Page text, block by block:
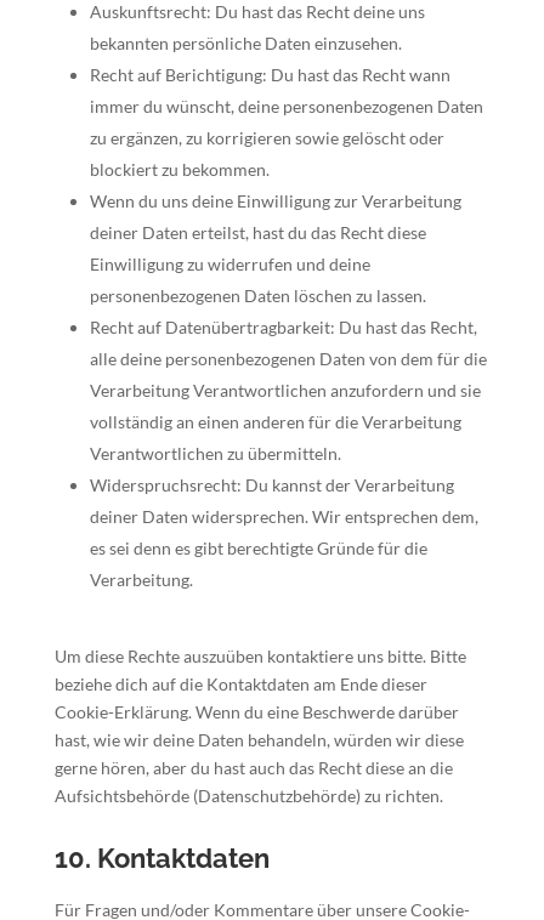
Auskunftsrecht: Du hast das Recht deine uns
bekannten persönliche Daten einzusehen.
Recht auf Berichtigung: Du hast das Recht wann
immer du wünscht, deine personenbezogenen Daten
zu ergänzen, zu korrigieren sowie gelöscht oder
blockiert zu bekommen.
Wenn du uns deine Einwilligung zur Verarbeitung
deiner Daten erteilst, hast du das Recht diese
Einwilligung zu widerrufen und deine
personenbezogenen Daten löschen zu lassen.
Recht auf Datenübertragbarkeit: Du hast das Recht,
alle deine personenbezogenen Daten von dem für die
Verarbeitung Verantwortlichen anzufordern und sie
vollständig an einen anderen für die Verarbeitung
Verantwortlichen zu übermitteln.
Widerspruchsrecht: Du kannst der Verarbeitung
deiner Daten widersprechen. Wir entsprechen dem,
es sei denn es gibt berechtigte Gründe für die
Verarbeitung.
Um diese Rechte auszuüben kontaktiere uns bitte. Bitte
beziehe dich auf die Kontaktdaten am Ende dieser
Cookie-Erklärung. Wenn du eine Beschwerde darüber
hast, wie wir deine Daten behandeln, würden wir diese
gerne hören, aber du hast auch das Recht diese an die
Aufsichtsbehörde (Datenschutzbehörde) zu richten.
10. Kontaktdaten
Für Fragen und/oder Kommentare über unsere Cookie-